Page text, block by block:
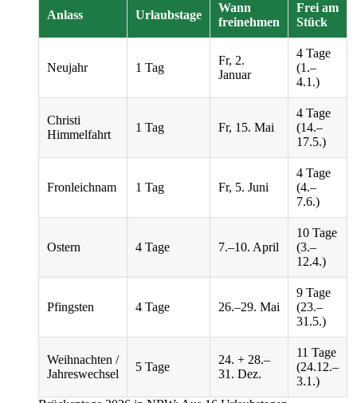
Anlass Urlaubstage
Wann
freinehmen
Frei am
Stück
Neujahr 1 Tag
Fr, 2.
Januar
4 Tage
(1.–
4.1.)
Christi
Himmelfahrt
1 Tag Fr, 15. Mai
4 Tage
(14.–
17.5.)
Fronleichnam 1 Tag Fr, 5. Juni
4 Tage
(4.–
7.6.)
Ostern 4 Tage 7.–10. April
10 Tage
(3.–
12.4.)
Pfingsten 4 Tage 26.–29. Mai
9 Tage
(23.–
31.5.)
Weihnachten /
Jahreswechsel
5 Tage
24. + 28.–
31. Dez.
11 Tage
(24.12.–
3.1.)